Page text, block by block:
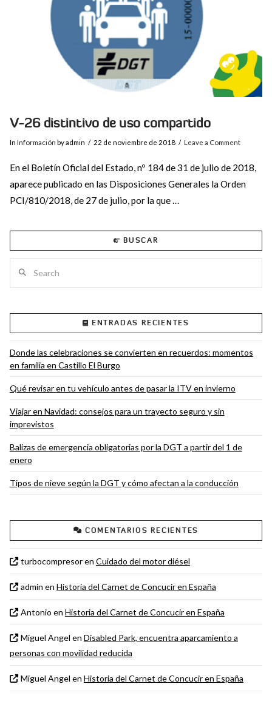
V-26 distintivo de uso compartido
In Información by admin 22 de noviembre de 2018 Leave a Comment
En el Boletín Oficial del Estado, nº 184 de 31 de julio de 2018,
aparece publicado en las Disposiciones Generales la Orden
PCI/810/2018, de 27 de julio, por la que …
BUSCAR
ENTRADAS RECIENTES
Donde las celebraciones se convierten en recuerdos: momentos
en familia en Castillo El Burgo
Qué revisar en tu vehículo antes de pasar la ITV en invierno
Viajar en Navidad: consejos para un trayecto seguro y sin
imprevistos
Balizas de emergencia obligatorias por la DGT a partir del 1 de
enero
Tipos de nieve según la DGT y cómo afectan a la conducción
COMENTARIOS RECIENTES
turbocompresoren Cuidado del motor diésel
admin en Historia del Carnet de Concucir en España
Antonio en Historia del Carnet de Concucir en España
Miguel Angel en Disabled Park, encuentra aparcamiento a
personas con movilidad reducida
Miguel Angel en Historia del Carnet de Concucir en España